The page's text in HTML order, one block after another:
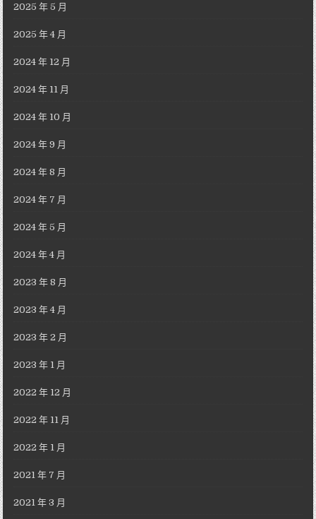
2025 年 5 月
2025 年 4 月
2024 年 12 月
2024 年 11 月
2024 年 10 月
2024 年 9 月
2024 年 8 月
2024 年 7 月
2024 年 5 月
2024 年 4 月
2023 年 8 月
2023 年 4 月
2023 年 2 月
2023 年 1 月
2022 年 12 月
2022 年 11 月
2022 年 1 月
2021 年 7 月
2021 年 3 月